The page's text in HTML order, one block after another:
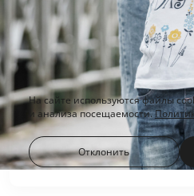
На сайте используются файлы
и анализа посещаемости.
Отклонить